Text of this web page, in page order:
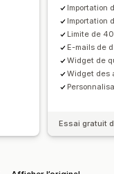
Importation
Importation
Limite de
E-mails de
Widget de
Widget des
Essai gratuit